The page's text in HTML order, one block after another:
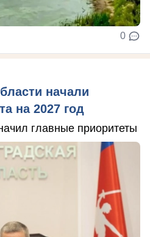
0
начали
на 2027 год
главные приоритеты